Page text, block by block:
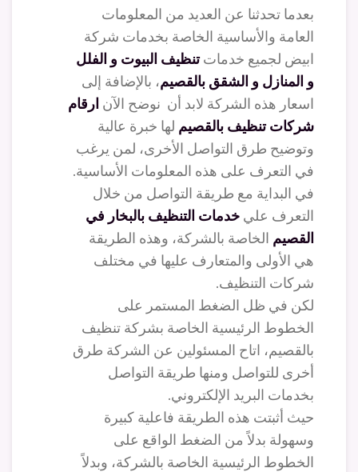
بعدما تحدثنا عن العديد من المعلومات
العامة والأساسية الخاصة بخدمات شركة
ابيض لجميع خدماتتنظيف البيوت و الفلل
و المنازل و الشقق بالقصيم، بالإضافة إلى
اسعار هذه الشركة لابد أن نوضح الآن ارقام
شركات تنظيف بالقصيم لها خبرة عالية
وتوضيح طرق التواصل الأخرى، لمن يرغب
في التعرف على هذه المعلومات الأساسية.
في البداية مع طريقة التواصل من خلال
التعرف علي خدمات التنظيف بالبخار في
القصيم الخاصة بالشركة، وهذه الطريقة
هي الأولى والمتعارف عليها في مختلف
شركات التنظيف.
لكن في ظل الضغط المستمر على
الخطوط الرئيسية الخاصة بشركة تنظيف
بالقصيم، اتاح المسئولين عن الشركة طرق
أخرى للتواصل ومنها طريقة التواصل
بخدمات البريد الإلكتروني.
حيث أثبتت هذه الطريقة فاعلية كبيرة
وسهولة بدلاً من الضغط الواقع على
الخطوط الرئيسية الخاصة بالشركة، وبدلاً